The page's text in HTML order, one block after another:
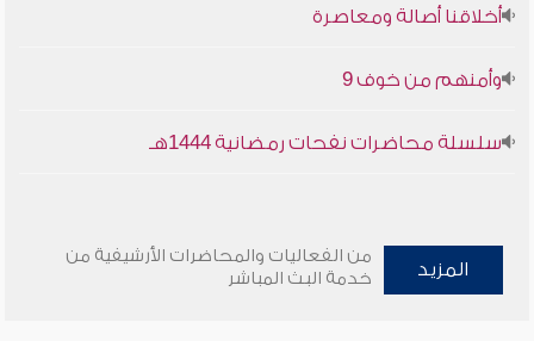
أخلاقنا أصالة ومعاصرة
وأمنهم من خوف 9
سلسلة محاضرات نفحات رمضانية 1444هـ
المزيد
من الفعاليات والمحاضرات الأرشيفية من
خدمة البث المباشر